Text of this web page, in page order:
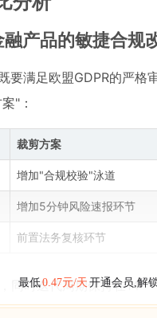
产品的敏捷合规
要满足欧盟GDPR的严格
"：
裁剪方案
增加"合规校验"泳道
增加5分钟风险速报环节
前置法务复核环节
同时迭代周期保持在14
最低0.47元/天 开通会员,解